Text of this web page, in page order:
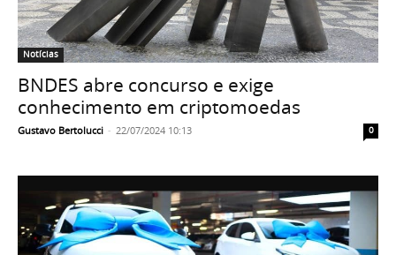
Notícias
BNDES abre concurso e exige
conhecimento em criptomoedas
Gustavo Bertolucci - 22/07/2024 10:13 0